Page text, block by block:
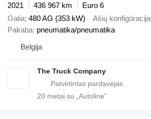
2021
436 967 km
Euro 6
Galia 480 AG (353 kW) Ašių konfigūracija
Pakaba pneumatika/pneumatika
Belgija
The Truck Company
20 metai su „Autoline“